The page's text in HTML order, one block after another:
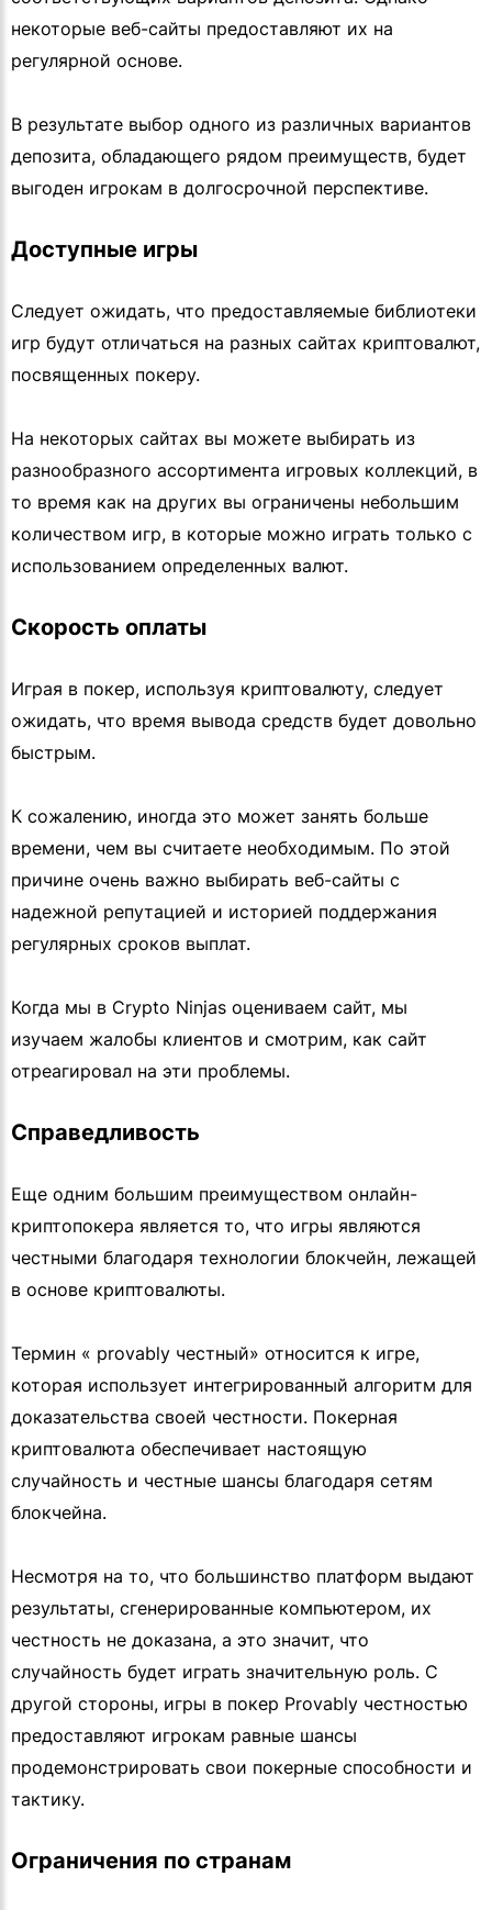
некоторые веб-сайты предоставляют их на
регулярной основе.
В результате выбор одного из различных вариантов
депозита, обладающего рядом преимуществ, будет
выгоден игрокам в долгосрочной перспективе.
Доступные игры
Следует ожидать, что предоставляемые библиотеки
игр будут отличаться на разных сайтах криптовалют,
посвященных покеру.
На некоторых сайтах вы можете выбирать из
разнообразного ассортимента игровых коллекций, в
то время как на других вы ограничены небольшим
количеством игр, в которые можно играть только с
использованием определенных валют.
Скорость оплаты
Играя в покер, используя криптовалюту, следует
ожидать, что время вывода средств будет довольно
быстрым.
К сожалению, иногда это может занять больше
времени, чем вы считаете необходимым. По этой
причине очень важно выбирать веб-сайты с
надежной репутацией и историей поддержания
регулярных сроков выплат.
Когда мы в Crypto Ninjas оцениваем сайт, мы
изучаем жалобы клиентов и смотрим, как сайт
отреагировал на эти проблемы.
Справедливость
Еще одним большим преимуществом онлайн-
криптопокера является то, что игры являются
честными благодаря технологии блокчейн, лежащей
в основе криптовалюты.
Термин « provably честный» относится к игре,
которая использует интегрированный алгоритм для
доказательства своей честности. Покерная
криптовалюта обеспечивает настоящую
случайность и честные шансы благодаря сетям
блокчейна.
Несмотря на то, что большинство платформ выдают
результаты, сгенерированные компьютером, их
честность не доказана, а это значит, что
случайность будет играть значительную роль. С
другой стороны, игры в покер Provably честностью
предоставляют игрокам равные шансы
продемонстрировать свои покерные способности и
тактику.
Ограничения по странам